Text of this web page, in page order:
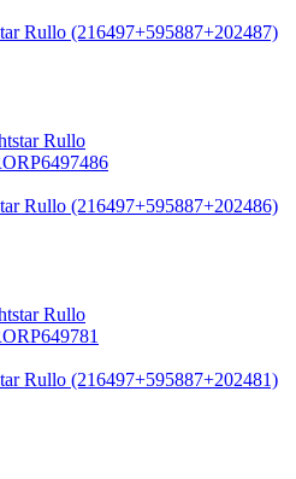
Rullo (216497+595887+202487)
Rullo (216497+595887+202486)
Rullo (216497+595887+202481)